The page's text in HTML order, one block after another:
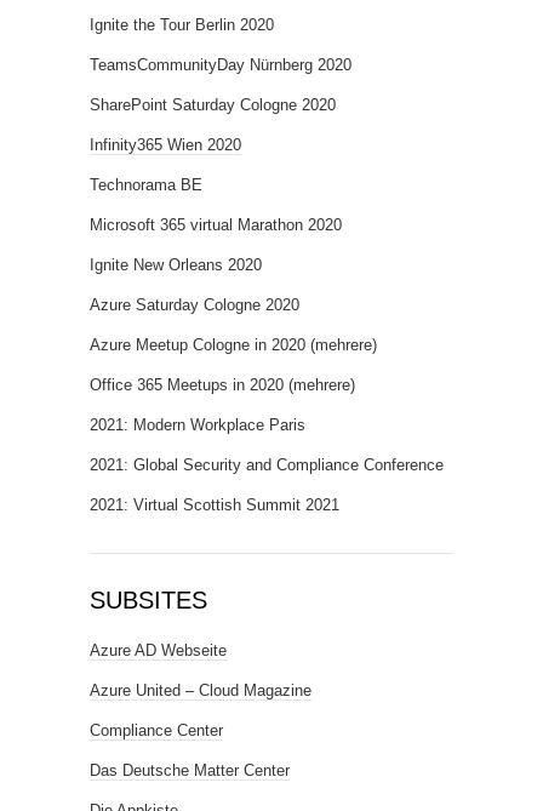
Ignite the Tour Berlin 2020
TeamsCommunityDay Nürnberg 2020
SharePoint Saturday Cologne 2020
Infinity365 Wien 2020
Technorama BE
Microsoft 365 virtual Marathon 2020
Ignite New Orleans 2020
Azure Saturday Cologne 2020
Azure Meetup Cologne in 2020 (mehrere)
Office 365 Meetups in 2020 (mehrere)
2021: Modern Workplace Paris
2021: Global Security and Compliance Conference
2021: Virtual Scottish Summit 2021
SUBSITES
Azure AD Webseite
Azure United – Cloud Magazine
Compliance Center
Das Deutsche Matter Center